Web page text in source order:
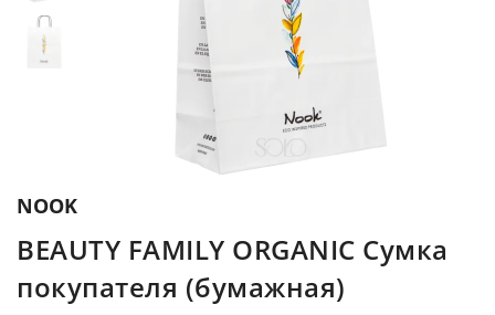
NOOK
BEAUTY FAMILY ORGANIC Сумка
покупателя (бумажная)